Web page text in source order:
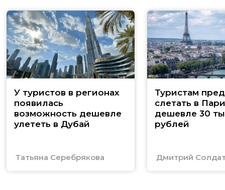
У туристов в регионах
появилась
возможность дешевле
улететь в Дубай
Татьяна Серебрякова
Туристам
слетать в
дешевле 30
рублей
Дмитрий